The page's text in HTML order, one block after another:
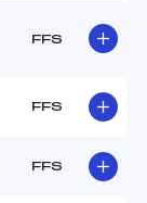
FFS
FFS
FFS